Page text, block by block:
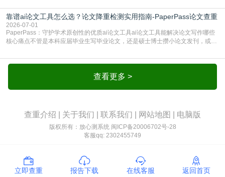
乎一模一样的话，你要是直接复制百度百科、教材或别人写好的综述段落，系统
一抓一个准，整段飘红。研究背景、意义和方法描述也是不可避免，比如“本文采
用问卷调查法““运用SPSS软件进行数据分
靠谱ai论文工具怎么选？论文降重检测实用指南-PaperPass论文查重
2026-07-01
PaperPass：守护学术原创性的优质ai论文工具ai论文工具能解决论文写作哪些
核心痛点不管是本科应届毕业生写毕业论文，还是硕士博士攒小论文发刊，或是
自己逐句读逐句改，熬好几个大夜不说，还经常改不到点上，交上去才发现重复
率超标，再返工太折腾。现在有了成熟的ai论文工具，这些痛点基本都能高效解
决。靠谱的ai论文工具，不止能帮你梳查看更多 >
查重介绍 关于我们 联系我们 网站地图 电脑版
版权所有：放心测系统 闽ICP备20006702号-28
客服qq: 2302455749
立即查重 报告下载 在线客服 返回首页